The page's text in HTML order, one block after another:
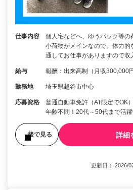
仕事内容
個人宅などへ、ゆうパック等の
小荷物がメインなので、体力
通してお仕事がありますので収
給与 報酬：出来高制（月収300,000
勤務地 埼玉県越谷市中心
応募資格
普通自動車免許（AT限定でOK
年齢不問！20代～50代まで活
後で見る 詳細
更新日： 2026/